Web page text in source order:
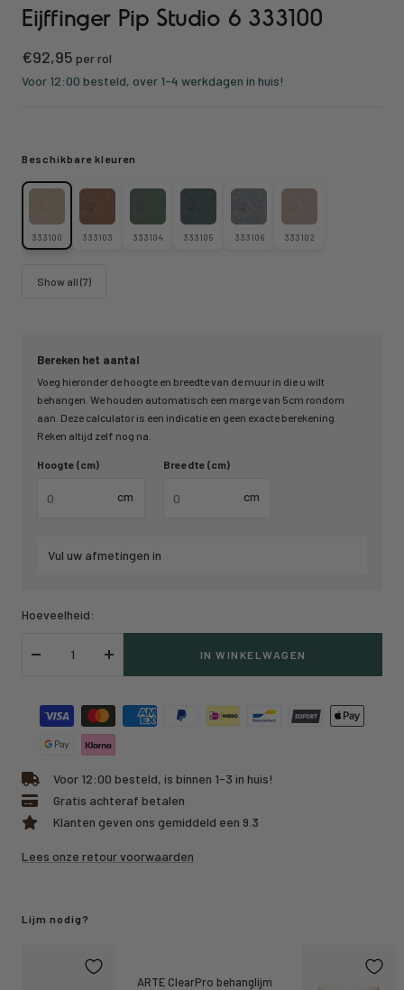
naarnaarnaar
Eijffinger Pip Studio 6 333100
Kortings
prijs
€92,95 per rol
Voor 12:00 besteld, over 1-4 werkdagen in huis!
Bereken het aantal
Voeg hieronder de hoogte en breedte van de muur in die u wilt
behangen. We houden automatisch een marge van 5cm rondom
aan. Deze calculator is een indicatie en geen exacte berekening.
Reken altijd zelf nog na.
Hoogte (cm)
cm
Breedte (cm)
cm
Vul uw afmetingen in
Beschikbare kleuren
333100 333103 333104 333105 333106 333102
Show all (7)
Hoeveelheid:
Verlaag
Verhoog
IN WINKELWAGEN
Voor 12:00 besteld, is binnen 1-3 in huis!
Gratis achteraf betalen
Klanten geven ons gemiddeld een 9.3
Lees onze retour voorwaarden
Lijm nodig?
ARTE ClearPro behanglijm